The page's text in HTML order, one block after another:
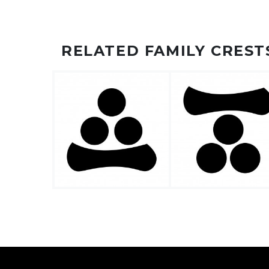
RELATED FAMILY